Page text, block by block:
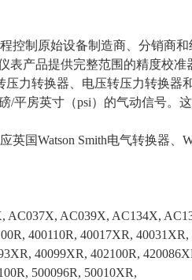
控制原始设备制造商、分销商
表产品提供完整范围的精度校
压力转换器、电压转压力转换
/平房英寸（psi）的气动信号。
英国Watson Smith电气转换器、
AC037X, AC039X, AC134X,
400110R, 40017XR,
40099XR, 402100R,
500096R, 50010XR,